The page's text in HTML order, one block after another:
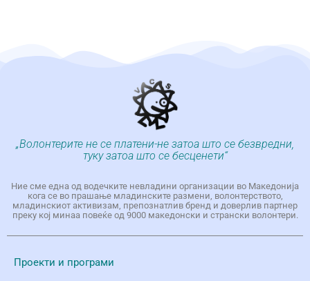
„Волонтерите не се платени-не затоа што се безвредни,
туку затоа што се бесценети“
Ние сме една од водечките невладини организации во Македонија
кога се во прашање младинските размени, волонтерството,
младинскиот активизам, препознатлив бренд и доверлив партнер
преку кој минаа повеќе од 9000 македонски и странски волонтери.
Проекти и програми